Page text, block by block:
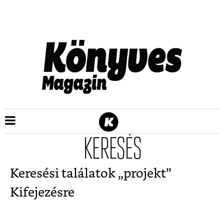
KERESÉS
Keresési találatok „projekt”
Kifejezésre